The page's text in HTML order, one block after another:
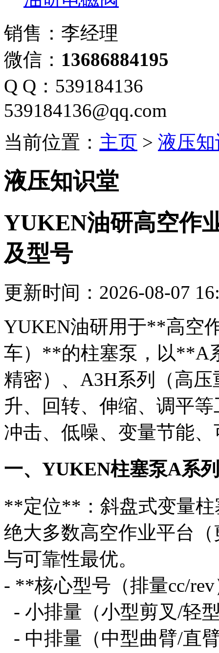
销售：李经理
微信： 13686884195
Q Q：539184136
539184136@qq.com
当前位置： 主页 > 液压
液压知识堂
YUKEN油研高空作
及型号
更新时间：2026-08-07
YUKEN油研用于**高空
车）**的柱塞泵，以**A
精密）、A3H系列（高
升、回转、伸缩、调平
冲击、低噪、变量节能
一、YUKEN柱塞泵A系
**定位**：斜盘式变量
绝大多数高空作业平台
与可靠性最优。
- **核心型号（排量cc/
- 小排量（小型剪叉/轻
- 中排量（中型曲臂/直